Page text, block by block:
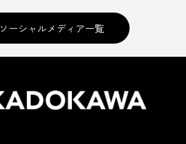
ソーシャルメディア一覧